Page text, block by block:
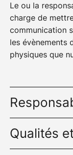
Le ou la
charge de
communication
les évènements
physiques que
Proposer
pertinente
Qualités